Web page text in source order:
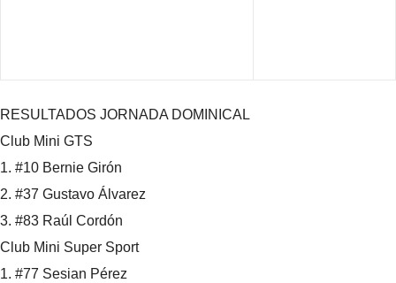
RESULTADOS JORNADA DOMINICAL
Club Mini GTS
1. #10 Bernie Girón
2. #37 Gustavo Álvarez
3. #83 Raúl Cordón
Club Mini Super Sport
1. #77 Sesian Pérez